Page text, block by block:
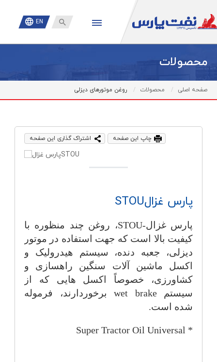
 EN
محصولات
صفحه اصلی محصولات روغن موتورهای دیزلی
اشتراک گذاری این صفحه چاپ این صفحه
پارس غزالSTOU
پارس غزالSTOU-، روغن چند منظوره با
کیفیت بالا است که جهت استفاده در موتور
دیزلی، جعبه دنده، سیستم هیدرولیک و
اکسل ماشین آلات سنگین راهسازی و
کشاورزی، خصوصاً اکسل هایی که از
سیستمwet brake برخوردارند، فرموله
شده است.
*
Super Tractor Oil Universal